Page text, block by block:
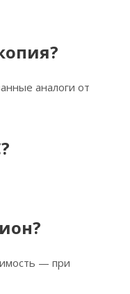
аналоги от
— при